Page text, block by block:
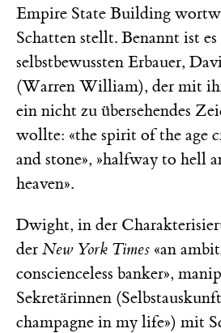
Empire State Building
Schatten stellt. Benannt ist
selbstbewussten Erbauer,
(Warren William), der mit
ein nicht zu übersehendes
wollte: «the spirit of the age
and stone», »halfway to hell
heaven».
Dwight, in der
der New York Times «an
conscienceless banker»,
Sekretärinnen
champagne in my life») mit